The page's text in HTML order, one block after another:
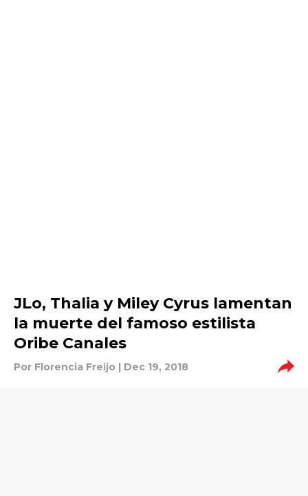
JLo, Thalia y Miley Cyrus lamentan
la muerte del famoso estilista
Oribe Canales
Por Florencia Freijo | Dec 19, 2018